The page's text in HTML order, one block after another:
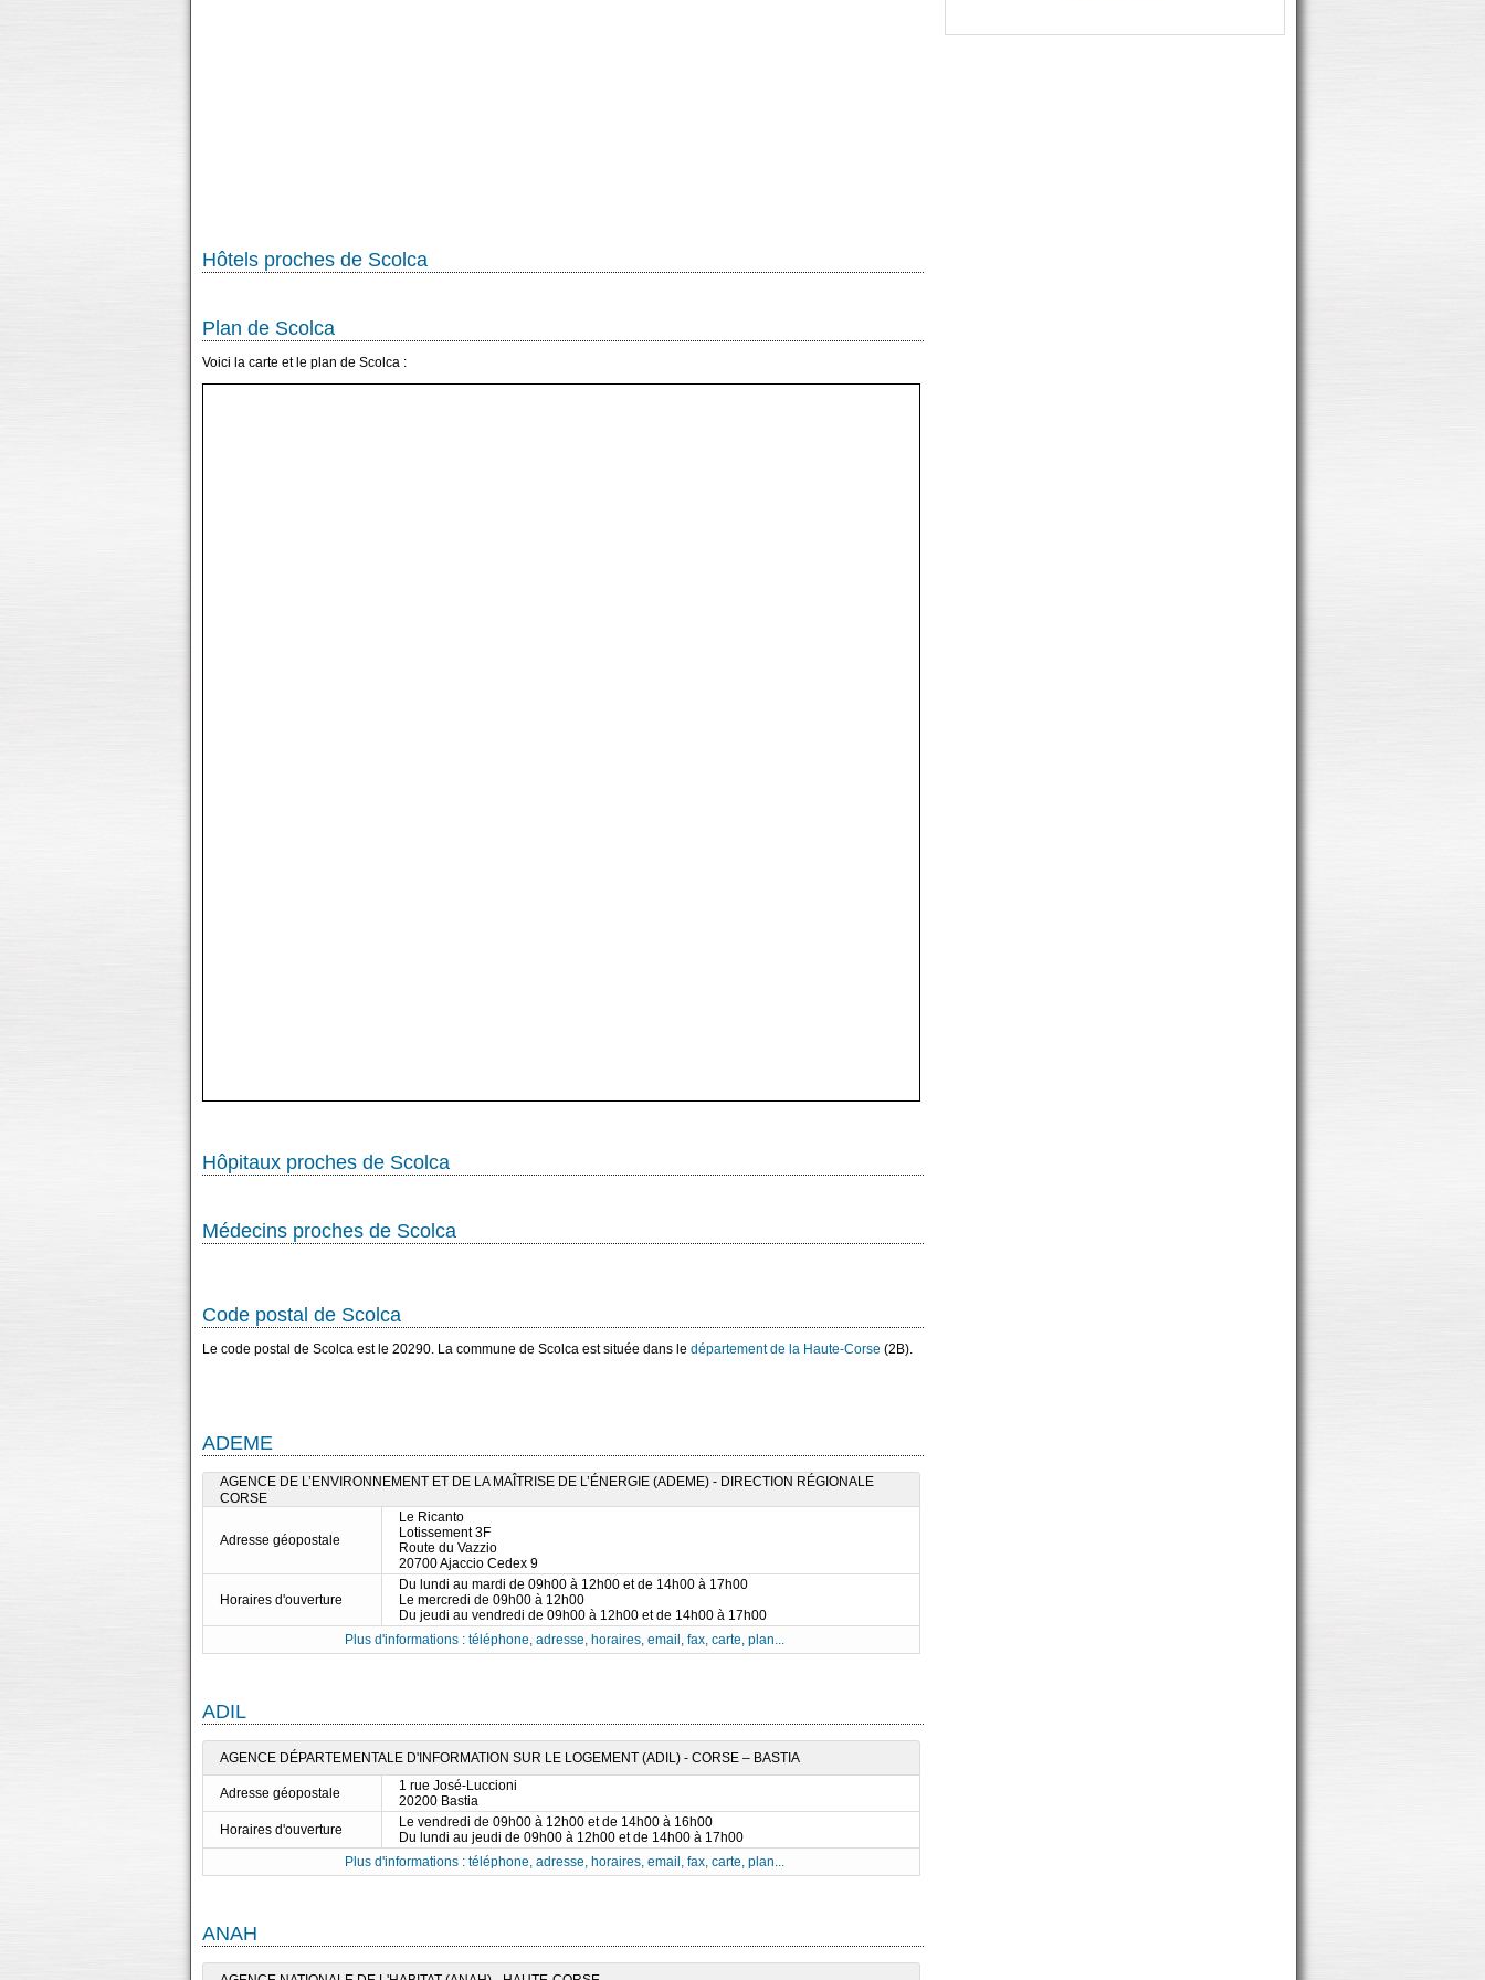
Hôtels proches de Scolca
Plan de Scolca
Voici la carte et le plan de Scolca :
Hôpitaux proches de Scolca
Médecins proches de Scolca
Code postal de Scolca
Le code postal de Scolca est le 20290. La commune de Scolca est située dans le département de la Haute-Corse (2B).
ADEME
AGENCE DE L’ENVIRONNEMENT ET DE LA MAÎTRISE DE L’ÉNERGIE (ADEME) - DIRECTION RÉGIONALE
CORSE
Adresse géopostale
Le Ricanto
Lotissement 3F
Route du Vazzio
20700 Ajaccio Cedex 9
Horaires d'ouverture
Du lundi au mardi de 09h00 à 12h00 et de 14h00 à 17h00
Le mercredi de 09h00 à 12h00
Du jeudi au vendredi de 09h00 à 12h00 et de 14h00 à 17h00
Plus d'informations : téléphone, adresse, horaires, email, fax, carte, plan...
ADIL
AGENCE DÉPARTEMENTALE D'INFORMATION SUR LE LOGEMENT (ADIL) - CORSE – BASTIA
Adresse géopostale
1 rue José-Luccioni
20200 Bastia
Horaires d'ouverture
Le vendredi de 09h00 à 12h00 et de 14h00 à 16h00
Du lundi au jeudi de 09h00 à 12h00 et de 14h00 à 17h00
Plus d'informations : téléphone, adresse, horaires, email, fax, carte, plan...
ANAH